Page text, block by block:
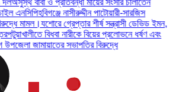
অসুস্থ বাবা ও প্রতিবন্ধী মায়ের সংসার চালাতেন
এনসিপিহবিগঞ্জে নাসীরুদ্দীন পাটোয়ারী-সারজিস
মামল।যশোরে গ্রেপ্তার শীর্ষ সন্ত্রাসী ডেভিড ইমন,
বিধবা নারীকে বিয়ের প্রলোভনে ধর্ষণ এবং
জামায়াতের সভাপতির বিরুদ্ধে